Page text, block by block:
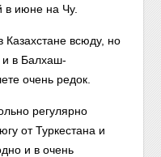
в июне на Чу.
Казахстане всюду, но
и в Балхаш-
очень редок.
регулярно
от Туркестана и
и в очень